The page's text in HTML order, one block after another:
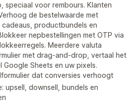
speciaal voor rembours. Klanten
de bestelwaarde met
productbundels en
nepbestellingen met OTP via
Meerdere valuta
met drag-and-drop, vertaal het
Sheets en uw pixels.
dat conversies verhoogt
upsell, downsell, bundels en